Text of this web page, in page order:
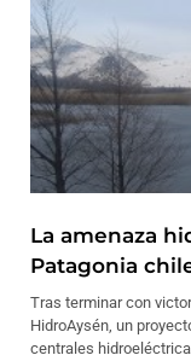
La amenaza
Patagonia
Tras terminar con
HidroAysén, un
centrales